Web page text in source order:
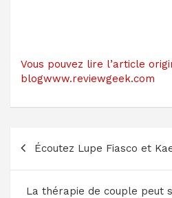
Vous pouvez lire l’article
blogwww.reviewgeek.com
Navigation
de
l’article
Écoutez Lupe Fiasco et
La thérapie de couple peut